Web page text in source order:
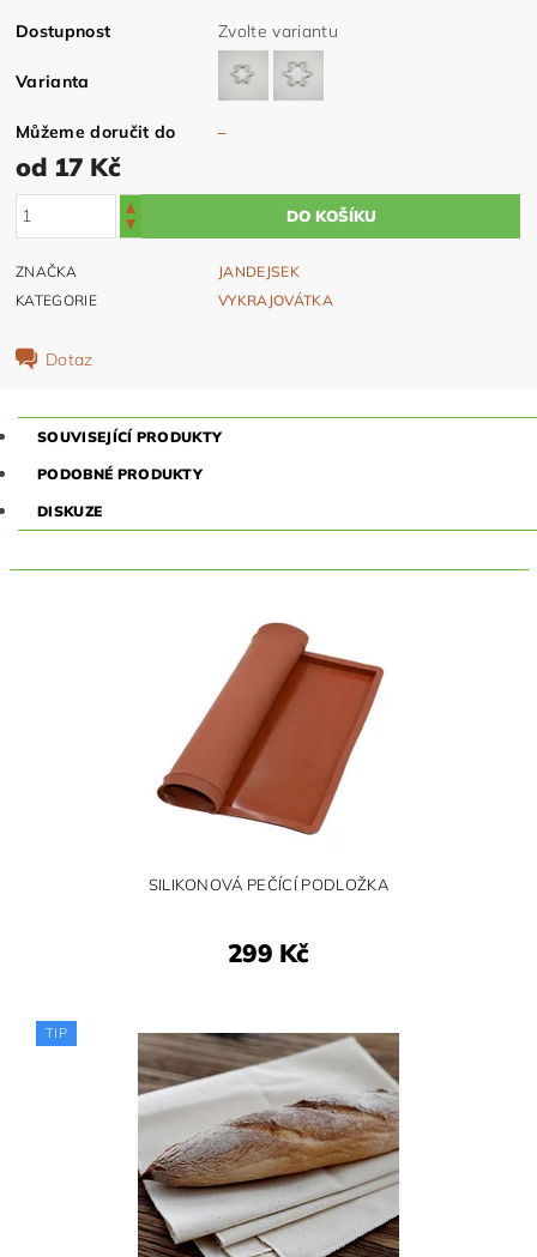
Dostupnost Zvolte variantu
Varianta
Můžeme doručit do –
od 17 Kč
ZNAČKA
JANDEJSEK
KATEGORIE
VYKRAJOVÁTKA
Dotaz
SOUVISEJÍCÍ PRODUKTY
PODOBNÉ PRODUKTY
DISKUZE
SILIKONOVÁ PEČÍCÍ PODLOŽKA
299 Kč
TIP